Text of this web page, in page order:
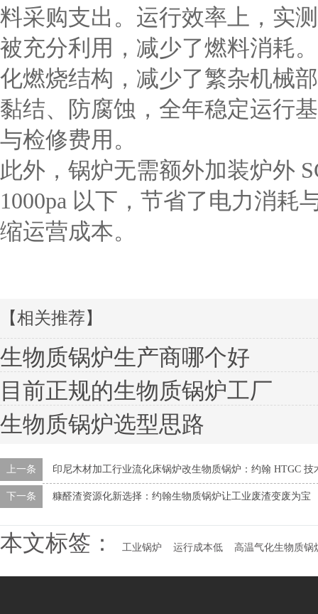
料采购支出。运行效率上，实
被充分利用，减少了燃料消耗
化燃烧结构，减少了繁杂机械
黏结、防腐蚀，全年稳定运行
与检修费用。
此外，锅炉无需额外加装炉外
1000pa 以下，节省了电力消耗
缩运营成本。
【相关推荐】
生物质锅炉生产商哪个好
目前正规的生物质锅炉工厂
生物质锅炉选型思路
上一条 印尼木材加工行业流化床锅炉改生物质锅炉：约翰 HTGC 技
下一条 糠醛渣资源化新选择：约翰生物质锅炉让工业废渣变废为宝
本文标签： 工业锅炉 运行成本低 高温气化生物质锅